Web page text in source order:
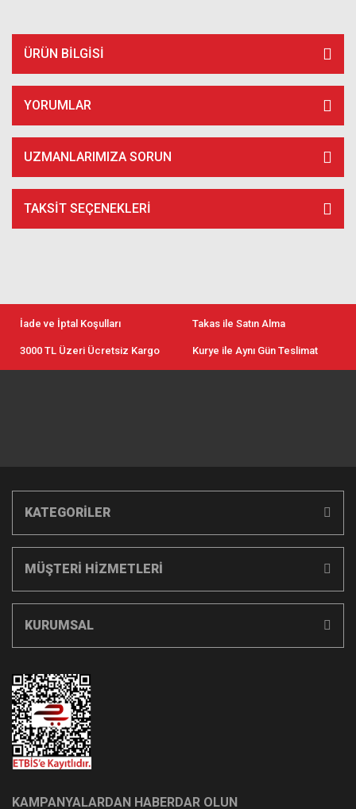
ÜRÜN BILGISI
YORUMLAR
UZMANLARIMIZA SORUN
TAKSIT SEÇENEKLERI
İade ve İptal Koşulları Takas ile Satın Alma
3000 TL Üzeri Ücretsiz Kargo Kurye ile Aynı Gün Teslimat
KATEGORİLER
MÜŞTERİ HİZMETLERİ
KURUMSAL
KAMPANYALARDAN HABERDAR OLUN